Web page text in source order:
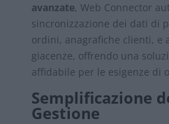
avanzate, Web Connector
sincronizzazione dei dati di
ordini, anagrafiche clienti, e
giacenze, offrendo una
affidabile per le esigenze di
Semplificazione
Gestione